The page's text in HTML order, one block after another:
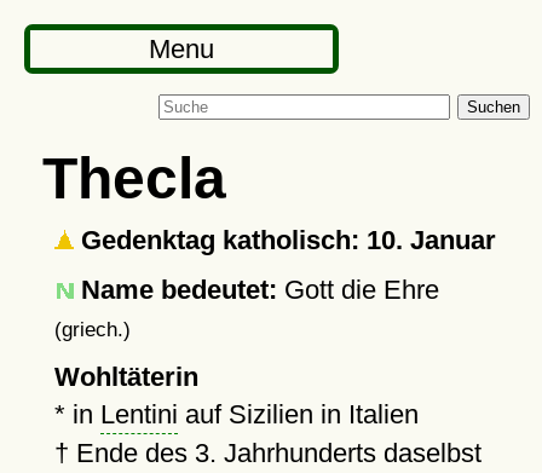
Menu
Suchen
Thecla
Gedenktag katholisch: 10. Januar
Name bedeutet: Gott die Ehre
(griech.)
Wohltäterin
* in Lentini auf Sizilien in Italien
† Ende des 3. Jahrhunderts daselbst